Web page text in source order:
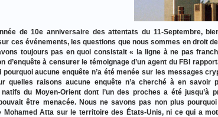
de 10e anniversaire desattentats du 11-Septembre,
ces événements, les questions que nous sommes en droit
toujours pas en quoi consistait « la ligne à ne pas
d’enquête à censurer le témoignage d’un agent du FBI
pourquoi aucune enquête n’a été menée sur les messages
quelles raisons aucune enquête n’a cherché à en
natifs du Moyen-Orient dont l’un des proches a été
être menacée. Nous ne savons pas non plus
Mohamed Atta sur le territoire des États-Unis, ni ce qui a